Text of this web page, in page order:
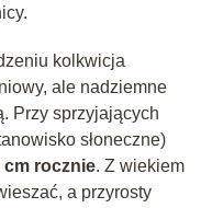
kolkwicja
ale nadziemne
Przy sprzyjających
słoneczne)
cm rocznie. Z wiekiem
a przyrosty